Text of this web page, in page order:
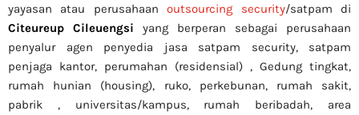
yayasan atau perusahaanoutsourcing security/satpam di
Citeureup Cileuengsi yang berperan sebagai perusahaan
penyalur agen penyedia jasa satpam security, satpam
penjaga kantor, perumahan (residensial) , Gedung tingkat,
rumah hunian (housing), ruko, perkebunan, rumah sakit,
pabrik , universitas/kampus, rumah beribadah, area